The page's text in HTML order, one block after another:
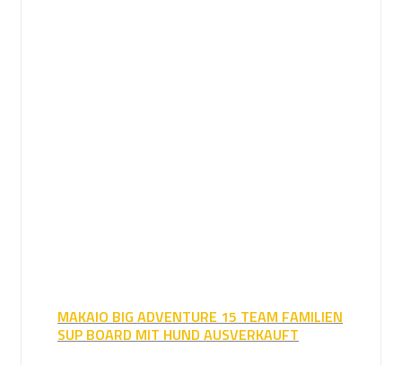
MAKAIO BIG ADVENTURE 15 TEAM FAMILIEN
SUP BOARD MIT HUND AUSVERKAUFT